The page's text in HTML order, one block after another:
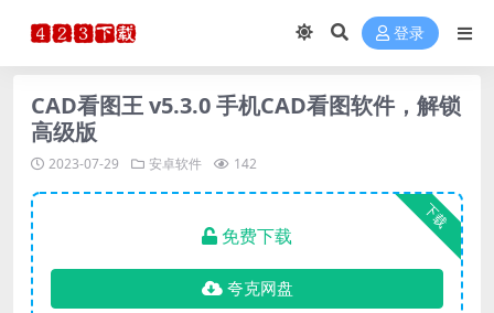
登录
CAD看图王 v5.3.0 手机CAD看图软件，解锁
高级版
2023-07-29 安卓软件 142
下载
免费下载
夸克网盘